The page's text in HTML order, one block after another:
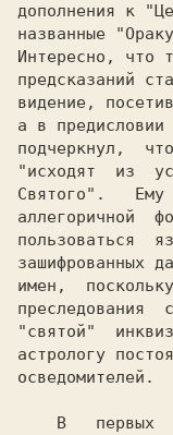
дополнения к
названные
Интересно, что
предсказаний
видение,
а в предисловии
подчеркнул,
"исходят  из
Святого".   Ему
аллегоричной
пользоваться
зашифрованных
имен,
преследования
"святой"
астрологу
осведомителей.